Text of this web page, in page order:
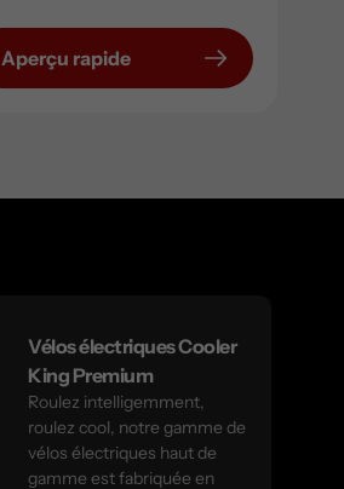
Aperçu rapide
Vélos électriques Cooler
King Premium
Roulez intelligemment,
roulez cool, notre gamme de
vélos électriques haut de
gamme est fabriquée en